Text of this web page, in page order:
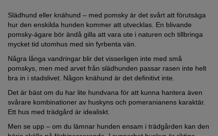
Slädhund eller knähund – med pomsky är det svårt att förutsäga
hur den enskilda hunden kommer att utvecklas. En blivande
pomsky-ägare bör ändå gilla att vara ute i naturen och tillbringa
mycket tid utomhus med sin fyrbenta vän.
Några långa vandringar blir det visserligen inte med små
pomskys, men med arvet från slädhunden passar rasen inte helt
bra in i stadslivet. Någon knähund är det definitivt inte.
Det är bäst om du har lite hundvana för att kunna hantera även
svårare kombinationer av huskyns och pomeranianens karaktär.
Ett hus med trädgård är idealiskt.
Men se upp – om du lämnar hunden ensam i trädgården kan den